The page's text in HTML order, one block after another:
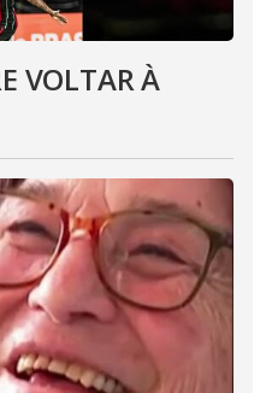
VOLTAR À